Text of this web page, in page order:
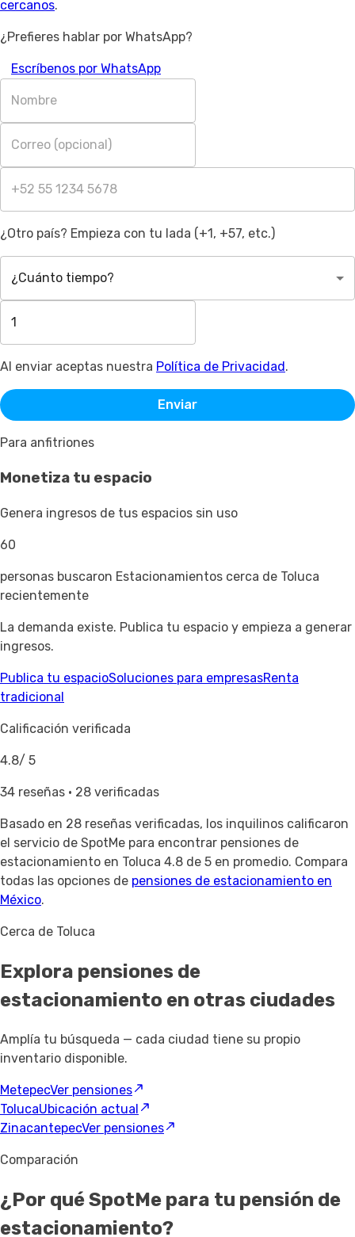
cercanos.
¿Prefieres hablar por WhatsApp?
Escríbenos por WhatsApp
¿Otro país? Empieza con tu lada (+1, +57, etc.)
¿Cuánto tiempo?
Al enviar aceptas nuestra Política de Privacidad.
Enviar
Para anfitriones
Monetiza tu espacio
Genera ingresos de tus espacios sin uso
60
personas buscaron Estacionamientos cerca de Toluca
recientemente
La demanda existe. Publica tu espacio y empieza a generar
ingresos.
Publica tu espacioSoluciones para empresasRenta
tradicional
Calificación verificada
4.8/ 5
34 reseñas · 28 verificadas
Basado en 28 reseñas verificadas, los inquilinos calificaron
el servicio de SpotMe para encontrar pensiones de
estacionamiento en Toluca 4.8 de 5 en promedio. Compara
todas las opciones de pensiones de estacionamiento en
México.
Cerca de Toluca
Explora pensiones de
estacionamiento en otras ciudades
Amplía tu búsqueda — cada ciudad tiene su propio
inventario disponible.
MetepecVer pensiones
TolucaUbicación actual
ZinacantepecVer pensiones
Comparación
¿Por qué SpotMe para tu pensión de
estacionamiento?